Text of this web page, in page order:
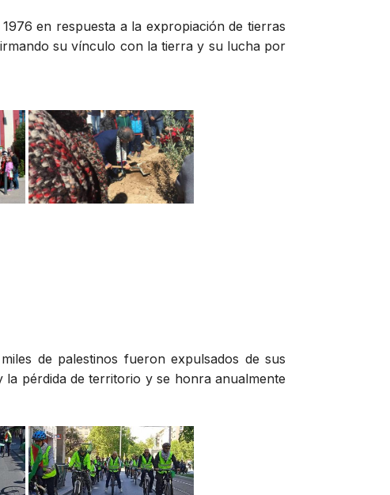
en respuesta a la expropiación de tierras
su vínculo con la tierra y su lucha por
de palestinos fueron expulsados de sus
la pérdida de territorio y se honra anualmente